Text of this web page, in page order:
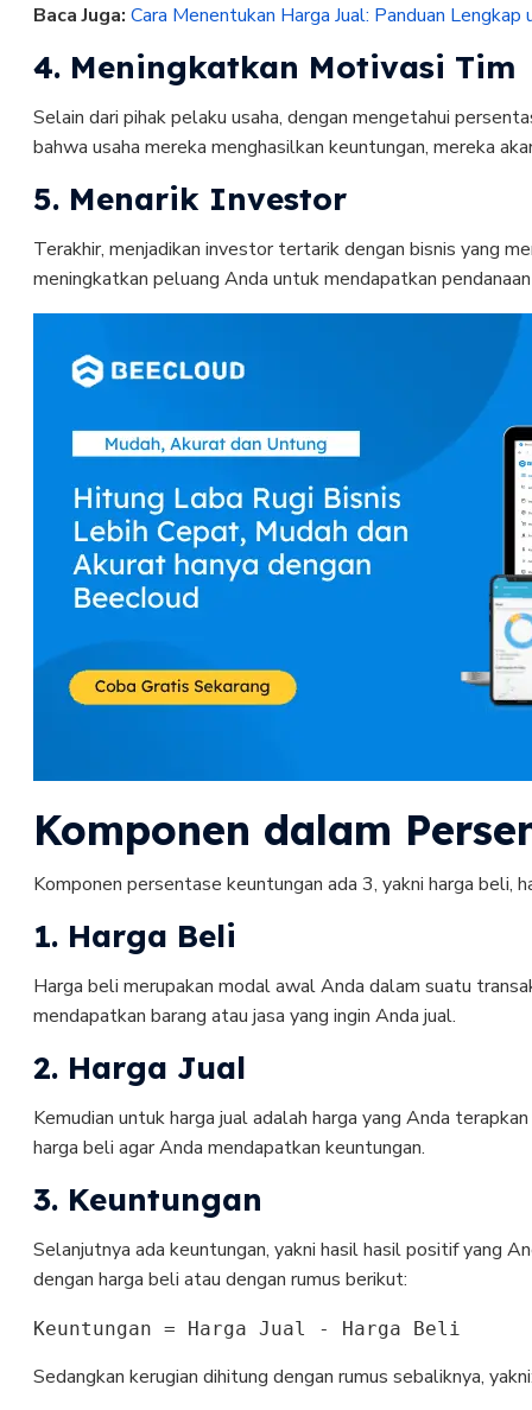
Baca Juga: Cara Menentukan Harga Jual: Panduan Lengkap
4. Meningkatkan Motivasi Tim
Selain dari pihak pelaku usaha, dengan mengetahui
bahwa usaha mereka menghasilkan keuntungan, mereka
5. Menarik Investor
Terakhir, menjadikan investor tertarik dengan bisnis yang
meningkatkan peluang Anda untuk mendapatkan
Komponen dalam
Komponen persentase keuntungan ada 3, yakni harga beli,
1. Harga Beli
Harga beli merupakan modal awal Anda dalam suatu
mendapatkan barang atau jasa yang ingin Anda jual.
2. Harga Jual
Kemudian untuk harga jual adalah harga yang Anda
harga beli agar Anda mendapatkan keuntungan.
3. Keuntungan
Selanjutnya ada keuntungan, yakni hasil hasil positif yang
dengan harga beli atau dengan rumus berikut:
Keuntungan = Harga Jual - Harga Beli
Sedangkan kerugian dihitung dengan rumus sebaliknya,